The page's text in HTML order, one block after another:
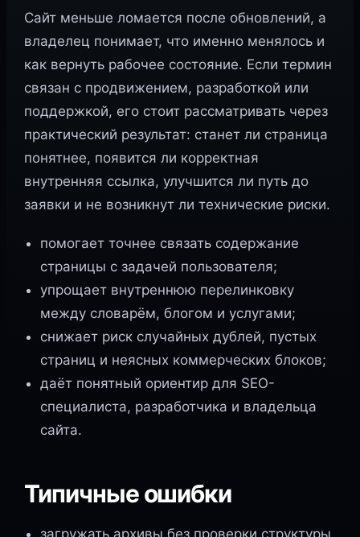
Сайт меньше ломается после обновлений, а
владелец понимает, что именно менялось и
как вернуть рабочее состояние. Если термин
связан с продвижением, разработкой или
поддержкой, его стоит рассматривать через
практический результат: станет ли страница
понятнее, появится ли корректная
внутренняя ссылка, улучшится ли путь до
заявки и не возникнут ли технические риски.
помогает точнее связать содержание
страницы с задачей пользователя;
упрощает внутреннюю перелинковку
между словарём, блогом и услугами;
снижает риск случайных дублей, пустых
страниц и неясных коммерческих блоков;
даёт понятный ориентир для SEO-
специалиста, разработчика и владельца
сайта.
Типичные ошибки